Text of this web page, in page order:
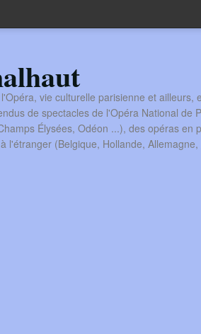
vie culturelle parisienne et ailleurs,
de spectacles de l'Opéra National de
Élysées, Odéon ...), des opéras en
l'étranger (Belgique, Hollande,